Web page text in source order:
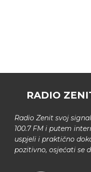
RADIO
Radio Zenit svoj
100.7 FM i putem
uspjeli i praktično
pozitivno, osjećati se